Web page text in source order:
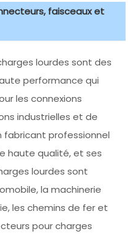
faisceaux et
lourdes sont des
performance qui
les connexions
industrielles et de
fabricant professionnel
haute qualité, et ses
lourdes sont
la machinerie
les chemins de fer et
pour charges